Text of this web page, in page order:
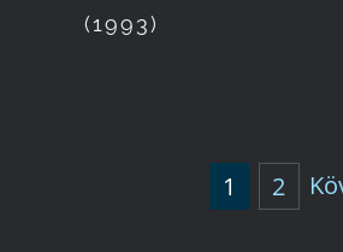
(1993)
1 2